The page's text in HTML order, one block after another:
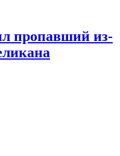
пропавший из-